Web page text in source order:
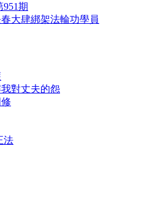
951期
大肆綁架法輪功學員
對丈夫的怨
法